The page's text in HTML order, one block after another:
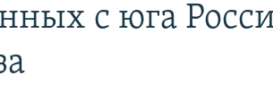
с юга